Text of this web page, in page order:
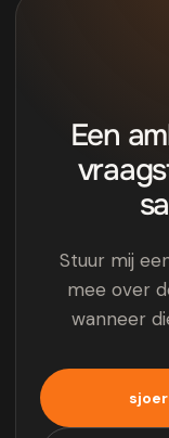
Een
Stuur mij
mee over
wanneer